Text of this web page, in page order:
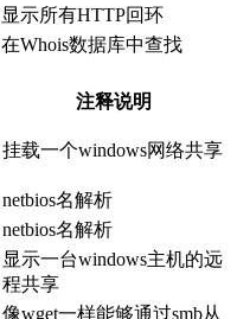
显示所有HTTP回环
在Whois数据库中查找
注释说明
挂载一个windows网络共享
netbios名解析
netbios名解析
显示一台windows主机的远
程共享
像wget一样能够通过smb从